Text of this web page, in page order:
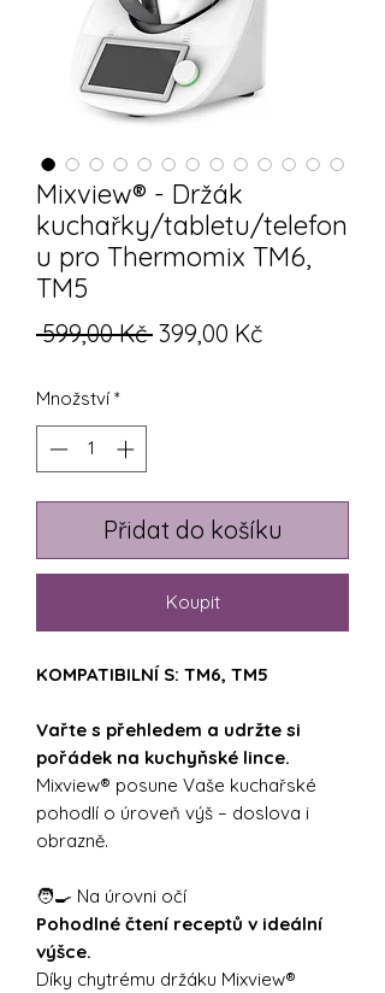
Mixview® - Držák
kuchařky/tabletu/telefon
u pro Thermomix TM6,
TM5
599,00 Kč Běžná
399,00 Kč
Množství *
Přidat do košíku
Koupit
KOMPATIBILNÍ S: TM6, TM5
Vařte s přehledem a udržte si
pořádek na kuchyňské lince.
Mixview® posune Vaše kuchařské
pohodlí o úroveň výš – doslova i
obrazně.
🧑‍🍳 Na úrovni očí
Pohodlné čtení receptů v ideální
výšce.
Díky chytrému držáku Mixview®